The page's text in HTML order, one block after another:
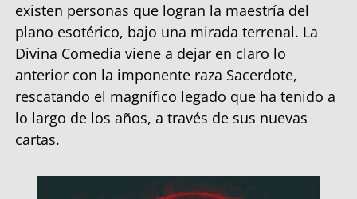
existen personas que logran la maestría del
plano esotérico, bajo una mirada terrenal. La
Divina Comedia viene a dejar en claro lo
anterior con la imponente raza Sacerdote,
rescatando el magnífico legado que ha tenido a
lo largo de los años, a través de sus nuevas
cartas.